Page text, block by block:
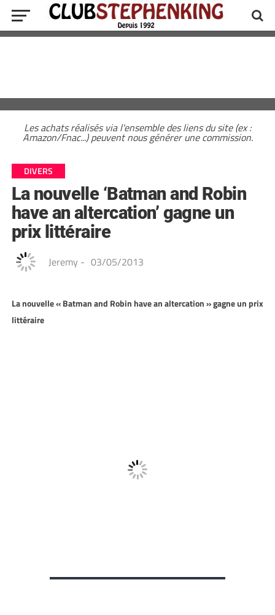
Les achats réalisés via l'ensemble des liens du site (ex :
Amazon/Fnac...) peuvent nous générer une commission.
DIVERS
La nouvelle ‘Batman and Robin
have an altercation’ gagne un
prix littéraire
Jeremy - 03/05/2013
La nouvelle « Batman and Robin have an altercation » gagne un prix
littéraire